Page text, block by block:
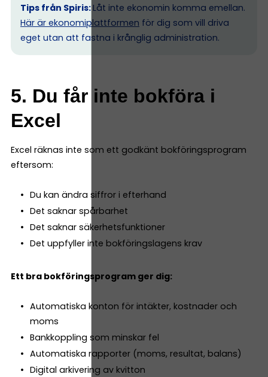
Tips från Spiris: Låt inte ekonomin komma emellan.
Här är ekonomiplattformen för dig som vill driva
eget utan att fastna i krånglig administration.
5. Du får inte bokföra i
Excel
Excel räknas inte som ett godkänt bokföringsprogram
eftersom:
Du kan ändra siffror i efterhand
Det saknar spårbarhet
Det saknar säkerhetsfunktioner
Det uppfyller inte bokföringslagens krav
Ett bra bokföringsprogram ger dig:
Automatiska konton för intäkter, kostnader och
moms
Bankkoppling som minskar fel
Automatiska rapporter (moms, resultat, balans)
Digital arkivering av kvitton